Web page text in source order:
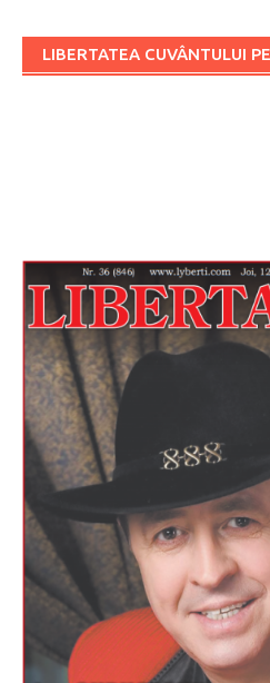
LIBERTATEA CUVÂNTULUI